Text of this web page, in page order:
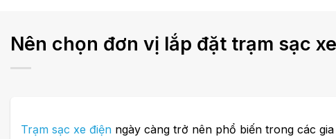
Nên chọn đơn vị lắp đặt trạm sạc
Trạm sạc xe điện ngày càng trở nên phổ biến trong các